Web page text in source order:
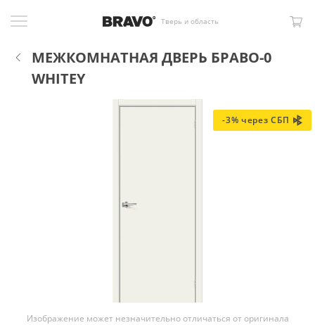
Тверь и область
МЕЖКОМНАТНАЯ ДВЕРЬ БРАВО-0
WHITEY
-3% через СБП
Изображение может незначительно отличаться от оригинала